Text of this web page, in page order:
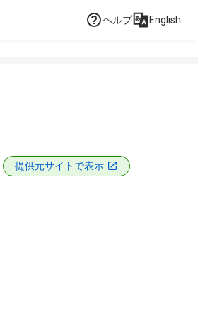
ヘルプ English
提供元サイトで表示